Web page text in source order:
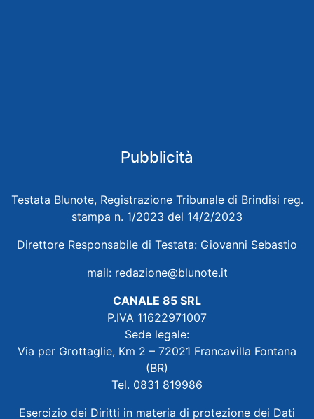
Pubblicità
Testata Blunote, Registrazione Tribunale di Brindisi reg.
stampa n. 1/2023 del 14/2/2023
Direttore Responsabile di Testata: Giovanni Sebastio
mail: redazione@blunote.it
CANALE 85 SRL
P.IVA 11622971007
Sede legale:
Via per Grottaglie, Km 2 – 72021 Francavilla Fontana
(BR)
Tel. 0831 819986
Esercizio dei Diritti in materia di protezione dei Dati